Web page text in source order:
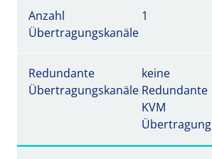
Anzahl
Übertragungskanäle
1
Redundante
Übertragungskanäle
keine
Redundante
KVM
Übertragung